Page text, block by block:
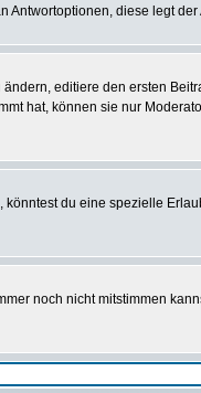
Antwortoptionen, diese legt der
editiere den ersten
hat, können sie nur
du eine spezielle
noch nicht mitstimmen